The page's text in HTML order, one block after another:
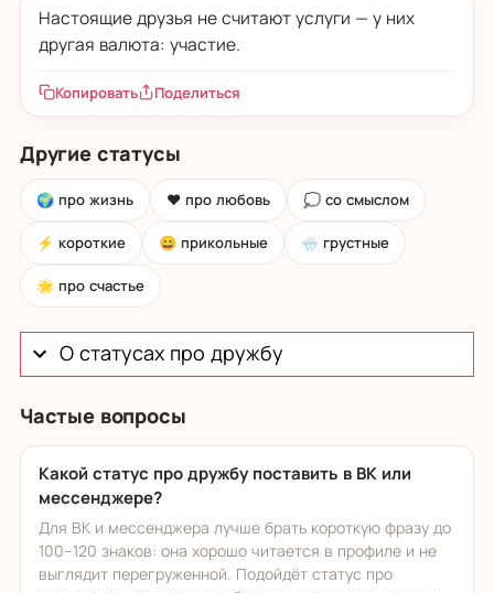
Настоящие друзья не считают услуги — у них
другая валюта: участие.
Копировать Поделиться
Другие статусы
🌍 про жизнь ❤️ про любовь 💭 со смыслом
⚡ короткие 😄 прикольные 🌧️ грустные
🌟 про счастье
О статусах про дружбу
Частые вопросы
Какой статус про дружбу поставить в ВК или
мессенджере?
Для ВК и мессенджера лучше брать короткую фразу до
100–120 знаков: она хорошо читается в профиле и не
выглядит перегруженной. Подойдёт статус про